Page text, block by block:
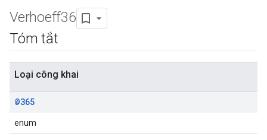
Verhoeff36
Tóm tắt
Loại công khai
@365
enum